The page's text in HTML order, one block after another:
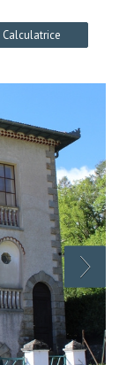
Calculatrice